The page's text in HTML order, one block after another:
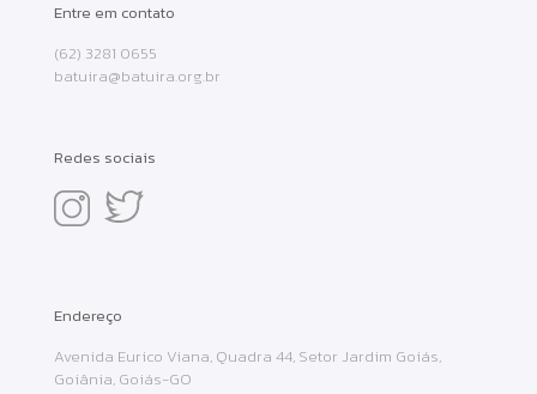
Entre em contato
(62) 3281 0655
batuira@batuira.org.br
Redes sociais
Endereço
Avenida Eurico Viana, Quadra 44, Setor Jardim Goiás,
Goiânia, Goiás-GO